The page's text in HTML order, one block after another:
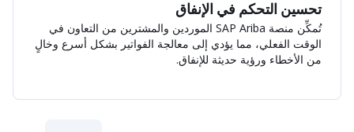
تحسين التحكم في الإنفاق
تُمكِّن منصة SAP Ariba الموردين والمشترين من التعاون في
الوقت الفعلي، مما يؤدي إلى معالجة الفواتير بشكل أسرع وخالٍ
من الأخطاء ورؤية حديثة للإنفاق.